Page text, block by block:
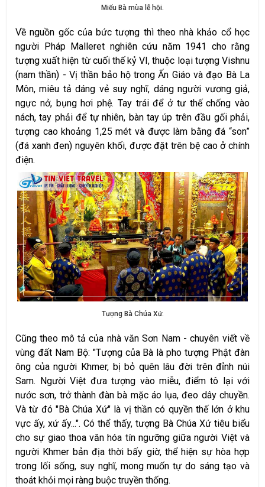
Miếu Bà mùa lễ hội.
Về nguồn gốc của bức tượng thì theo nhà khảo cổ học
người Pháp Malleret nghiên cứu năm 1941 cho rằng
tượng xuất hiện từ cuối thế kỷ VI, thuộc loại tượng Vishnu
(nam thần) - Vị thần bảo hộ trong Ấn Giáo và đạo Bà La
Môn, miêu tả dáng vẻ suy nghĩ, dáng người vương giả,
ngực nở, bụng hơi phệ. Tay trái để ở tư thế chống vào
nách, tay phải để tự nhiên, bàn tay úp trên đầu gối phải,
tượng cao khoảng 1,25 mét và được làm bằng đá “son”
(đá xanh đen) nguyên khối, được đặt trên bệ cao ở chính
điện.
Tượng Bà Chúa Xứ.
Cũng theo mô tả của nhà văn Sơn Nam - chuyên viết về
vùng đất Nam Bộ: "Tượng của Bà là pho tượng Phật đàn
ông của người Khmer, bị bỏ quên lâu đời trên đỉnh núi
Sam. Người Việt đưa tượng vào miễu, điểm tô lại với
nước sơn, trở thành đàn bà mặc áo lụa, đeo dây chuyền.
Và từ đó "Bà Chúa Xứ" là vị thần có quyền thế lớn ở khu
vực ấy, xứ ấy...". Có thể thấy, tượng Bà Chúa Xứ tiêu biểu
cho sự giao thoa văn hóa tín ngưỡng giữa người Việt và
người Khmer bản địa thời bấy giờ, thể hiện sự hòa hợp
trong lối sống, suy nghĩ, mong muốn tự do sáng tạo và
thoát khỏi mọi ràng buộc truyền thống.